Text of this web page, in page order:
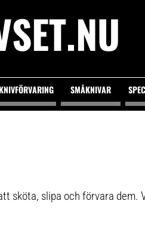
SMÅKNIVAR
sköta, slipa och förvara dem.